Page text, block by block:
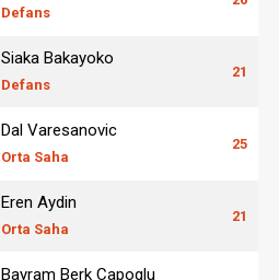
Defans
Siaka Bakayoko
Defans
21
Dal Varesanovic
Orta Saha
25
Eren Aydin
Orta Saha
21
Bayram Berk Capoglu